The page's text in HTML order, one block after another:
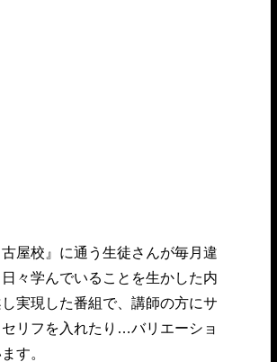
屋校』に通う生徒さんが毎月違
々学んでいることを生かした内
実現した番組で、講師の方にサ
リフを入れたり…バリエーショ
す。